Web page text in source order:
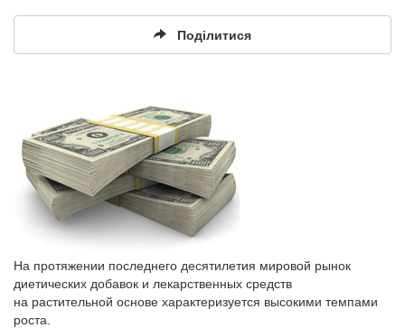
Поділитися
На протяжении последнего десятилетия мировой рынок
диетических добавок и лекарственных средств
на растительной основе характеризуется высокими темпами
роста.